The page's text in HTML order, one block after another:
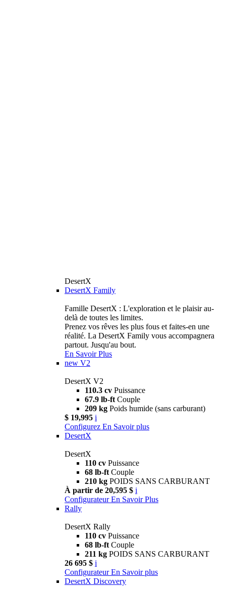
DesertX
DesertX Family
Famille DesertX : L'exploration et le plaisir au-
delà de toutes les limites.
Prenez vos rêves les plus fous et faites-en une
réalité. La DesertX Family vous accompagnera
partout. Jusqu'au bout.
En Savoir Plus
new V2
DesertX V2
110.3 cv Puissance
67.9 lb-ft Couple
209 kg Poids humide (sans carburant)
$ 19,995 i
Configurez En Savoir plus
DesertX
DesertX
110 cv Puissance
68 lb-ft Couple
210 kg POIDS SANS CARBURANT
À partir de 20,595 $ i
Configurateur En Savoir Plus
Rally
DesertX Rally
110 cv Puissance
68 lb-ft Couple
211 kg POIDS SANS CARBURANT
26 695 $ i
Configurateur En Savoir plus
DesertX Discovery